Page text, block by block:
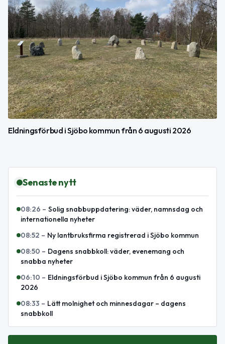
Eldningsförbud i Sjöbo kommun från 6 augusti 2026
Senaste nytt
08:26 – Solig snabbuppdatering: väder, namnsdag och
internationella nyheter
08:52 – Ny lantbruksfirma registrerad i Sjöbo kommun
08:50 – Dagens snabbkoll: väder, evenemang och
snabba nyheter
06:10 – Eldningsförbud i Sjöbo kommun från 6 augusti
2026
08:33 – Lätt molnighet och minnesdagar – dagens
snabbkoll